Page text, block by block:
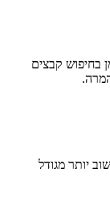
בחיפוש קבצים
יותר מגודל